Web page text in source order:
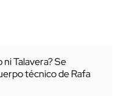
Talavera? Se
técnico de Rafa